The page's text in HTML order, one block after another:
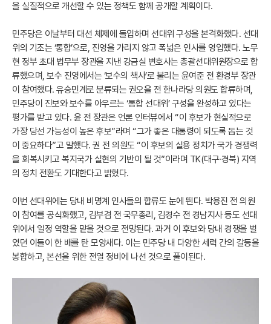
을 실질적으로 개선할 수 있는 정책도 함께 공개할 계획이다.
민주당은 이날부터 대선 체제에 돌입하며 선대위 구성을 본격화했다. 선대
위의 기조는 ‘통합’으로, 진영을 가리지 않고 폭넓은 인사를 영입했다. 노무
현 정부 초대 법무부 장관을 지낸 강금실 변호사는 총괄선대위원장으로 합
류했으며, 보수 진영에서는 ‘보수의 책사’로 불리는 윤여준 전 환경부 장관
이 참여했다. 유승민계로 분류되는 권오을 전 한나라당 의원도 합류하며,
민주당이 진보와 보수를 아우르는 ‘통합 선대위’ 구성을 완성하고 있다는
평가를 받고 있다. 윤 전 장관은 언론 인터뷰에서 “이 후보가 현실적으로
가장 당선 가능성이 높은 후보”라며 “그가 좋은 대통령이 되도록 돕는 것
이 중요하다”고 말했다. 권 전 의원도 “이 후보의 실용 정치가 국가 경쟁력
을 회복시키고 복지국가 실현의 기반이 될 것”이라며 TK(대구·경북) 지역
의 정치 전환도 기대한다고 밝혔다.
이번 선대위에는 당내 비명계 인사들의 합류도 눈에 띈다. 박용진 전 의원
이 참여를 공식화했고, 김부겸 전 국무총리, 김경수 전 경남지사 등도 선대
위에서 일정 역할을 맡을 것으로 전망된다. 과거 이 후보와 당내 경쟁을 벌
였던 이들이 한 배를 탄 모양새다. 이는 민주당 내 다양한 세력 간의 갈등을
봉합하고, 본선을 위한 전열 정비에 나선 것으로 풀이된다.